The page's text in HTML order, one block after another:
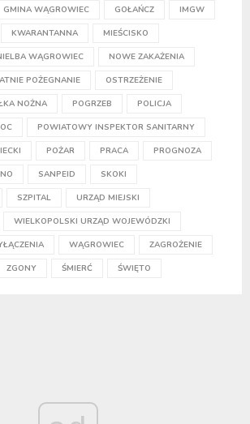
GMINA WĄGROWIEC GOŁAŃCZ IMGW
KWARANTANNA MIEŚCISKO
WĄGROWIEC NOWE ZAKAŻENIA
POŻEGNANIE OSTRZEŻENIE
NOŻNA POGRZEB POLICJA
POWIATOWY INSPEKTOR SANITARNY
POŻAR PRACA PROGNOZA
SANPEID SKOKI
SZPITAL URZĄD MIEJSKI
WIELKOPOLSKI URZĄD WOJEWÓDZKI
WĄGROWIEC ZAGROŻENIE
ZGONY ŚMIERĆ ŚWIĘTO